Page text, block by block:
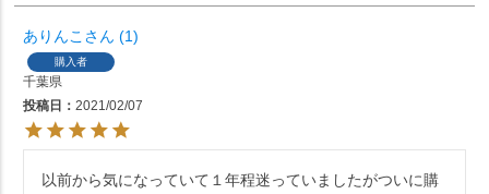
ありんこ 1
購入者
千葉県
投稿日
2021/02/07
以前から気になっていて１年程迷っていましたがついに購